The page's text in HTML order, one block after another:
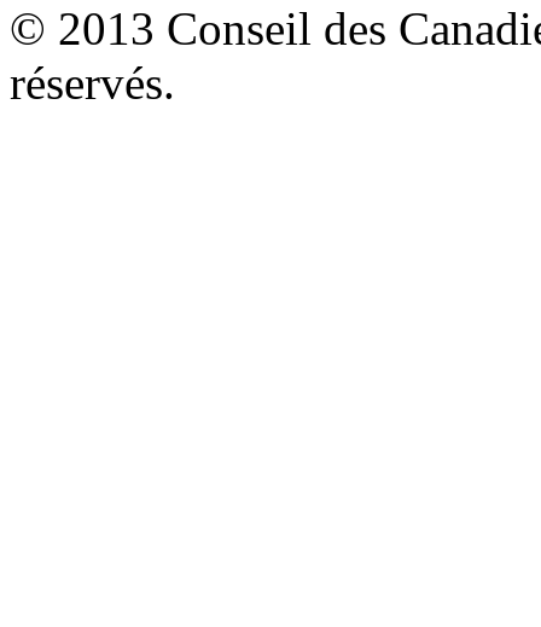
© 2013 Conseil des
réservés.